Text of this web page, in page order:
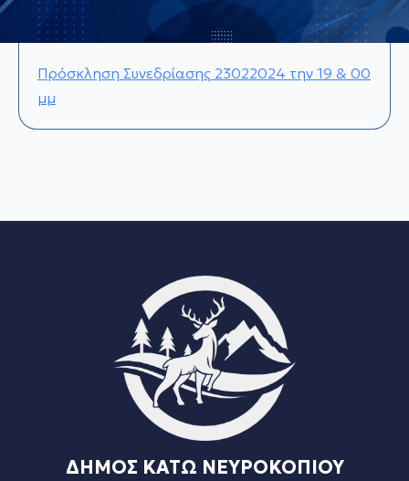
Πρόσκληση Συνεδρίασης 23022024 την 19 & 00
μμ
ΔΗΜΟΣ ΚΑΤΩ ΝΕΥΡΟΚΟΠΙΟΥ